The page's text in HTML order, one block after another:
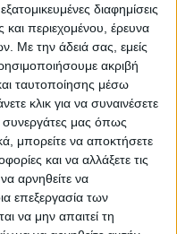
διαφημίσεις
και περιεχομένου, έρευνα
Με την άδειά σας, εμείς
ακριβή
ταυτοποίησης μέσω
κλικ για να συναινέσετε
συνεργάτες μας όπως
μπορείτε να αποκτήσετε
και να αλλάξετε τις
αρνηθείτε να
επεξεργασία των
να μην απαιτεί τη